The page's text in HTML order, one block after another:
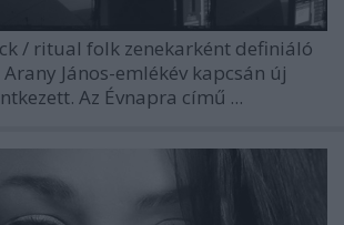
/ ritual folk zenekarként definiáló
Arany János-emlékév kapcsán új
Az Évnapra című ...